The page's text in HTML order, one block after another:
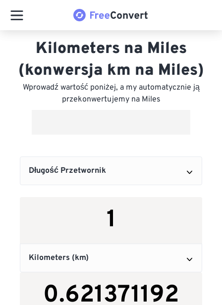
Kilometers na Miles
(konwersja km na Miles)
Wprowadź wartość poniżej, a my automatycznie ją
przekonwertujemy na Miles